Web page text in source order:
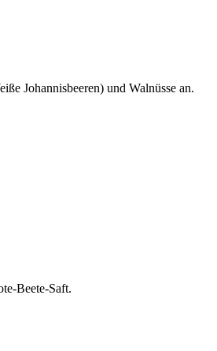
Johannisbeeren) und Walnüsse an.
Beete-Saft.